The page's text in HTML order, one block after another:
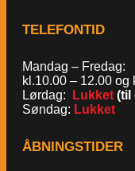
TELEFONTID
Mandag – Fredag:
kl.10.00 – 12.00 og
Lørdag:
Lukket (til
Søndag: Lukket
ÅBNINGSTIDER